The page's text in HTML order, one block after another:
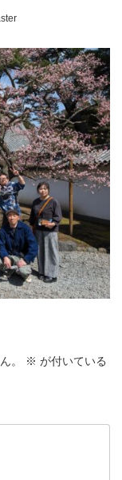
。 ※ が付いている